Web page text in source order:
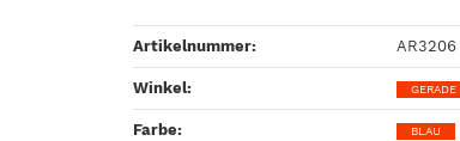
Artikelnummer: AR3206
Winkel‍: GERADE
Farbe‍: BLAU